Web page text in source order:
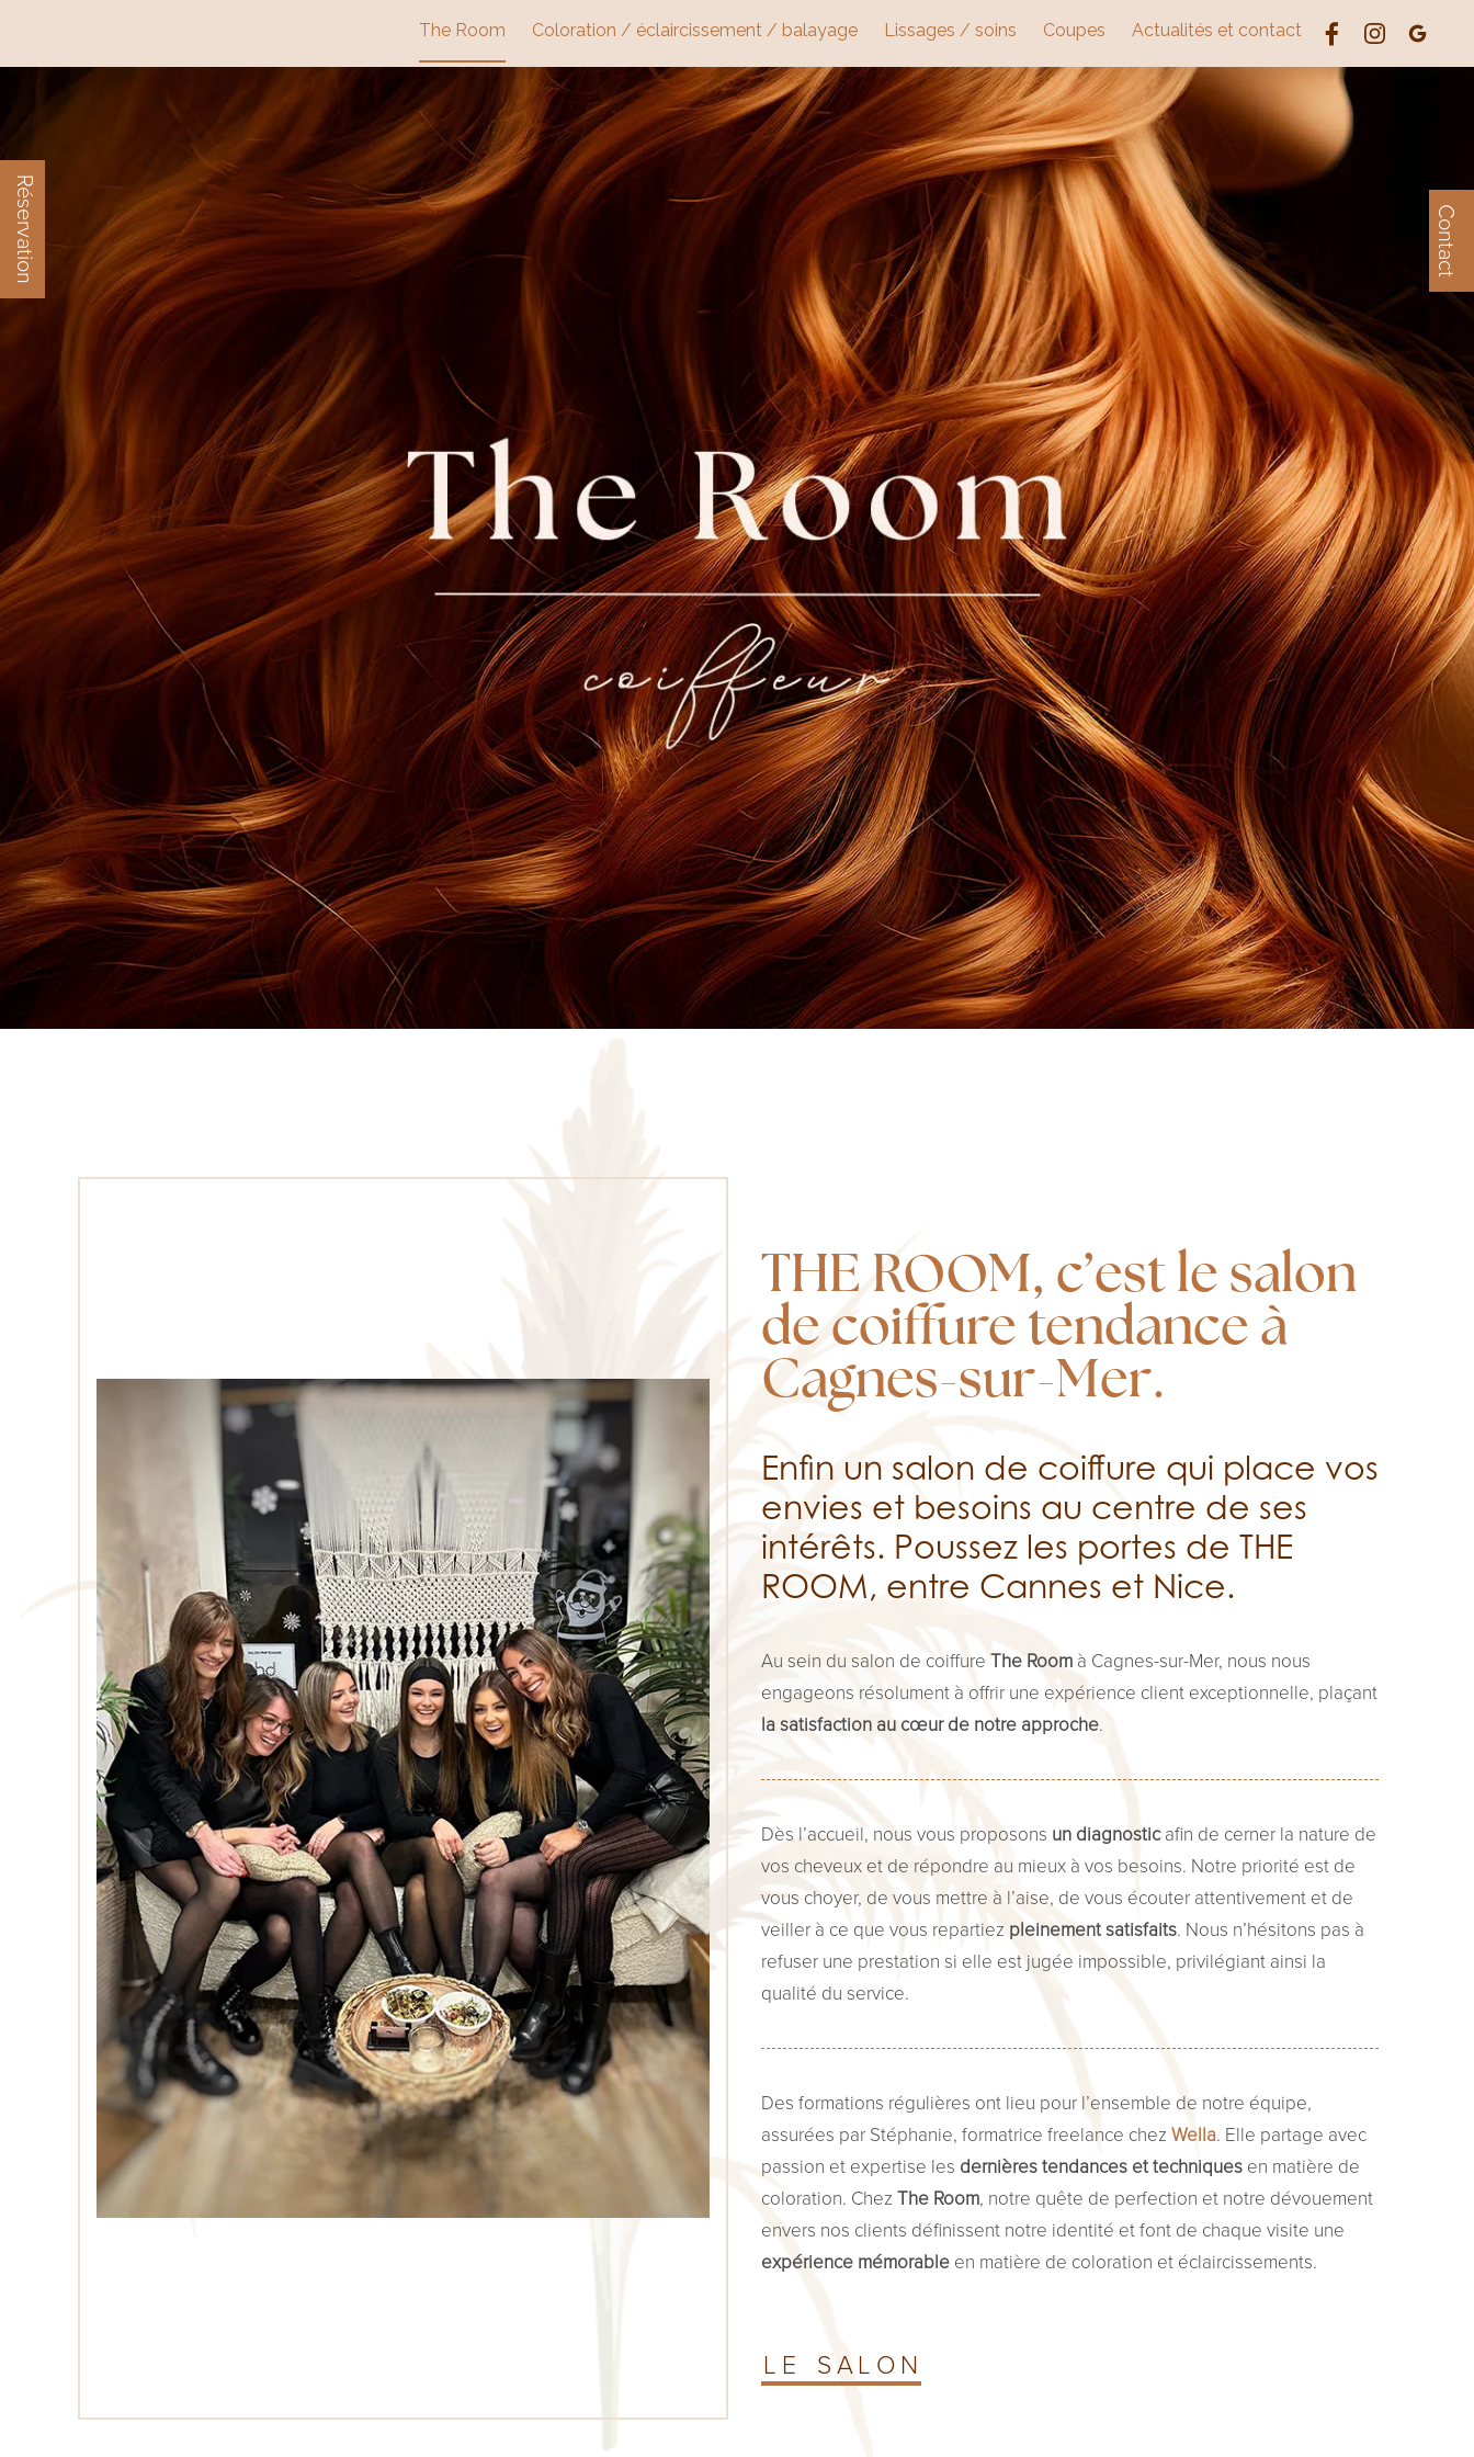
Contact
Réservation
The Room Coloration / éclaircissement / balayage Lissages / soins Coupes Actualités et contact
THE ROOM, c’est le salon
de coiffure tendance à
Cagnes-sur-Mer.
Enfin un salon de coiffure qui place vos
envies et besoins au centre de ses
intérêts. Poussez les portes de THE
ROOM, entre Cannes et Nice.
Au sein du salon de coiffure The Room à Cagnes-sur-Mer, nous nous
engageons résolument à offrir une expérience client exceptionnelle, plaçant
la satisfaction au cœur de notre approche.
Dès l’accueil, nous vous proposons un diagnosticafin de cerner la nature de
vos cheveux et de répondre au mieux à vos besoins. Notre priorité est de
vous choyer, de vous mettre à l’aise, de vous écouter attentivement et de
veiller à ce que vous repartiez pleinement satisfaits. Nous n’hésitons pas à
refuser une prestation si elle est jugée impossible, privilégiant ainsi la
qualité du service.
Des formations régulières ont lieu pour l’ensemble de notre équipe,
assurées par Stéphanie, formatrice freelance chez Wella. Elle partage avec
passion et expertise les dernières tendances et techniques en matière de
coloration. Chez The Room, notre quête de perfection et notre dévouement
envers nos clients définissent notre identité et font de chaque visite une
expérience mémorable en matière de coloration et éclaircissements.
L E SAL O N